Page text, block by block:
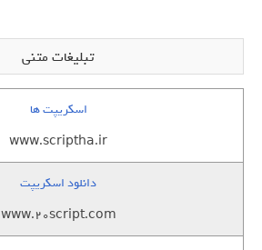
تبلیغات متنی
اسکریپت ها
www.scriptha.ir
دانلود اسکریپت
www.20script.com